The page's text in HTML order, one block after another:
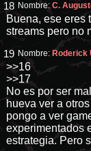
18 Nombre:C.
Buena, ese eres
streams pero no
19 Nombre: Roderick
>>16
>>17
No es por ser
hueva ver a
pongo a ver
experimentados
estrategia. Pero